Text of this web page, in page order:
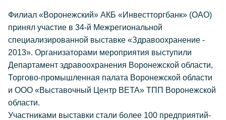
Филиал «Воронежский» АКБ «Инвестторгбанк» (ОАО)
принял участие в 34-й Межрегиональной
специализированной выставке «Здравоохранение -
2013». Организаторами мероприятия выступили
Департамент здравоохранения Воронежской области,
Торгово-промышленная палата Воронежской области
и ООО «Выставочный Центр ВЕТА» ТПП Воронежской
области.
Участниками выставки стали более 100 предприятий-